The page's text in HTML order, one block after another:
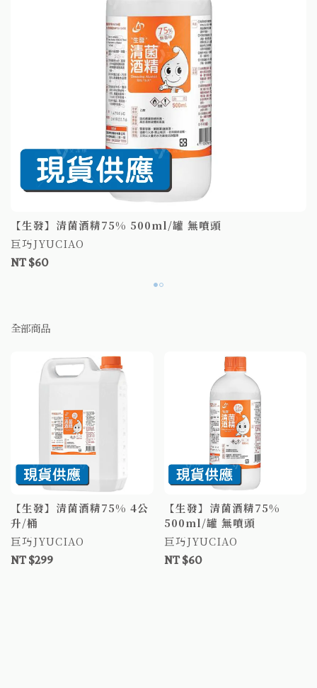
【生發】清菌酒精75% 500ml/罐 無噴頭
巨巧JYUCIAO
NT $60
全部商品
【生發】清菌酒精75% 4公
升/桶
巨巧JYUCIAO
NT $299
【生發】清菌酒精75%
500ml/罐 無噴頭
巨巧JYUCIAO
NT $60